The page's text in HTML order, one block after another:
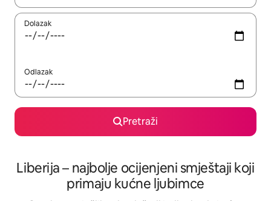
Dolazak
Odlazak
Pretraži
Liberija – najbolje ocijenjeni smještaji koji
primaju kućne ljubimce